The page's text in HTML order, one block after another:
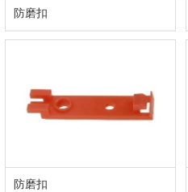
防磨扣
防磨扣